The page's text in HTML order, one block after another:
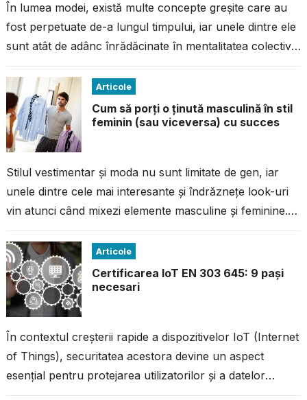
În lumea modei, există multe concepte greșite care au
fost perpetuate de-a lungul timpului, iar unele dintre ele
sunt atât de adânc înrădăcinate în mentalitatea colectivă
Articole
Cum să porți o ținută masculină în stil
feminin (sau viceversa) cu succes
Stilul vestimentar și moda nu sunt limitate de gen, iar
unele dintre cele mai interesante și îndrăznețe look-uri
vin atunci când mixezi elemente masculine și feminine.
Articole
Certificarea IoT EN 303 645: 9 pași
necesari
În contextul creșterii rapide a dispozitivelor IoT (Internet
of Things), securitatea acestora devine un aspect
esențial pentru protejarea utilizatorilor și a datelor